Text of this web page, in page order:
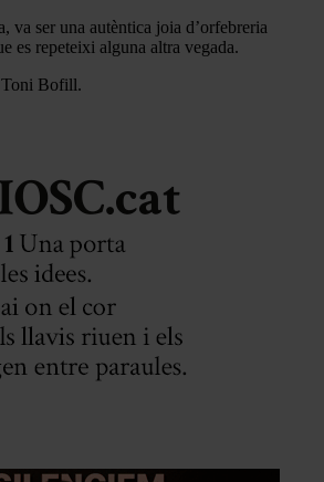
va ser una autèntica joia d’orfebreria
es repeteixi alguna altra vegada.
Bofill.